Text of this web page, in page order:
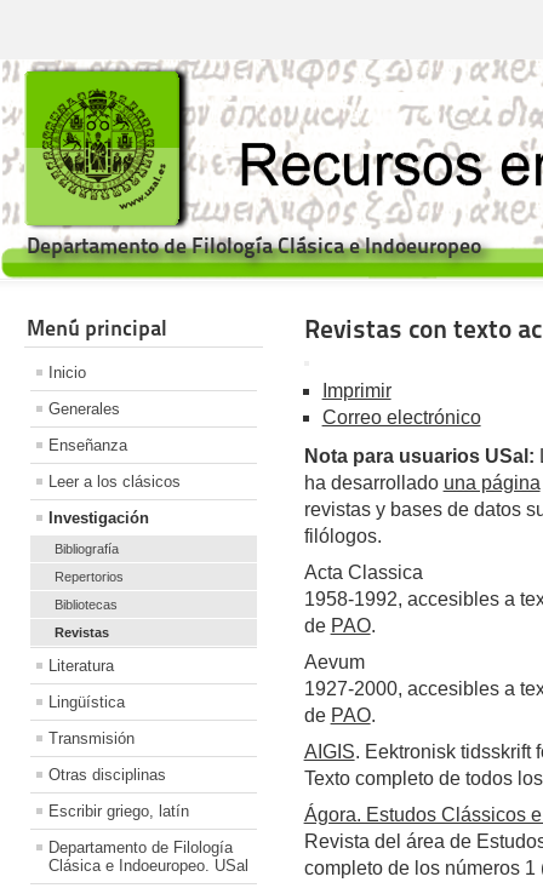
Departamento de Filología Clásica e Indoeuropeo
Menú principal
Inicio
Generales
Enseñanza
Leer a los clásicos
Investigación
Bibliografía
Repertorios
Bibliotecas
Revistas
Literatura
Lingüística
Transmisión
Otras disciplinas
Escribir griego, latín
Departamento de Filología
Clásica e Indoeuropeo. USal
Revistas con texto
Imprimir
Correo electrónico
Nota para usuarios USal:
ha desarrollado una página
revistas y bases de datos
filólogos.
Acta Classica
1958-1992, accesibles a
de PAO.
Aevum
1927-2000, accesibles a
de PAO.
AIGIS. Eektronisk tidsskrift
Texto completo de todos
Ágora. Estudos Clássicos
Revista del área de
completo de los números 1